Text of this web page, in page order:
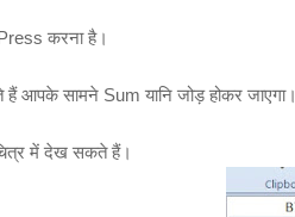
करना है।
सामने Sum यानि जोड़ होकर जाएगा।
में देख सकते हैं।